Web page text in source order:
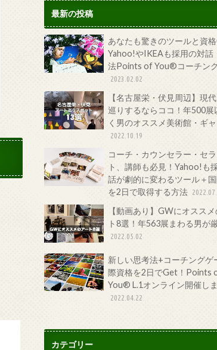
最新の投稿
あなたも驚きのツールと資格
Yahoo!やIKEAも採用の対話
法Points of You®コーチン
2023.02.02
【名古屋栄・伏見周辺】現
巡りするならココ！年500展
く男のオススメ美術館・ギ
2022.10.19
コーチ・カウンセラー・セ
ト、講師も必見！Yahoo!も
話が劇的に変わるツール＋
を2日で取得する方法
【動画あり】GWにオスス
ト8選！年563展まわる男が
2022.05.02
新しい思考法+コーチングゲ
際資格を2日でGet！Points
You® L.1オンライン開催し
2022.04.22
カテゴリー